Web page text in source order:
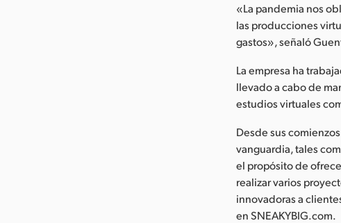
«La pandemia nos
las producciones
gastos», señaló
La empresa ha
llevado a cabo de
estudios virtuales
Desde sus
vanguardia, tales
el propósito de
realizar varios
innovadoras a
en SNEAKYBIG.com.